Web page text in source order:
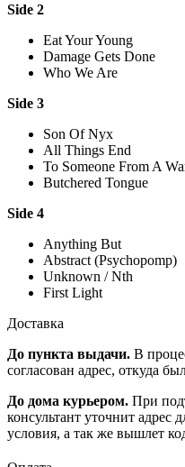
Side 2
Eat Your Young
Damage Gets Done
Who We Are
Side 3
Son Of Nyx
All Things End
To Someone From A
Butchered Tongue
Side 4
Anything But
Abstract (Psychopomp)
Unknown / Nth
First Light
Доставка
До пункта выдачи. В
согласован адрес, откуда
До дома курьером. При
консультант уточнит адрес
условия, а так же вышлет